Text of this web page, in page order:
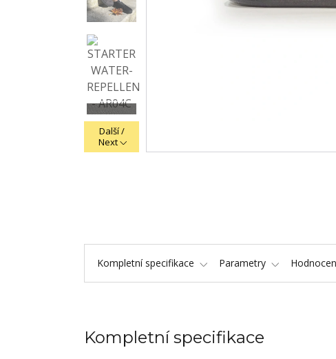
Další /
Next
Kompletní specifikace Parametry
Kompletní specifikace